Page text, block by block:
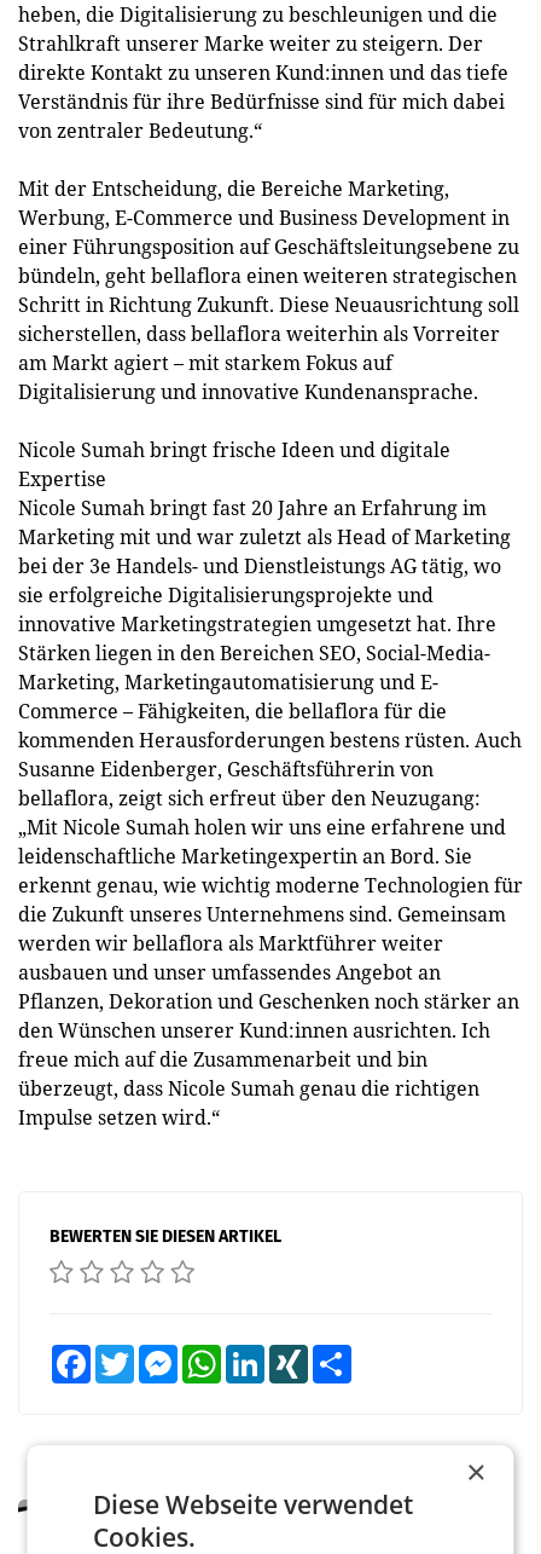
heben, die Digitalisierung zu beschleunigen und die
Strahlkraft unserer Marke weiter zu steigern. Der
direkte Kontakt zu unseren Kund:innen und das tiefe
Verständnis für ihre Bedürfnisse sind für mich dabei
von zentraler Bedeutung.“
Mit der Entscheidung, die Bereiche Marketing,
Werbung, E-Commerce und Business Development in
einer Führungsposition auf Geschäftsleitungsebene zu
bündeln, geht bellaflora einen weiteren strategischen
Schritt in Richtung Zukunft. Diese Neuausrichtung soll
sicherstellen, dass bellaflora weiterhin als Vorreiter
am Markt agiert – mit starkem Fokus auf
Digitalisierung und innovative Kundenansprache.
Nicole Sumah bringt frische Ideen und digitale
Expertise
Nicole Sumah bringt fast 20 Jahre an Erfahrung im
Marketing mit und war zuletzt als Head of Marketing
bei der 3e Handels- und Dienstleistungs AG tätig, wo
sie erfolgreiche Digitalisierungsprojekte und
innovative Marketingstrategien umgesetzt hat. Ihre
Stärken liegen in den Bereichen SEO, Social-Media-
Marketing, Marketingautomatisierung und E-
Commerce – Fähigkeiten, die bellaflora für die
kommenden Herausforderungen bestens rüsten. Auch
Susanne Eidenberger, Geschäftsführerin von
bellaflora, zeigt sich erfreut über den Neuzugang:
„Mit Nicole Sumah holen wir uns eine erfahrene und
leidenschaftliche Marketingexpertin an Bord. Sie
erkennt genau, wie wichtig moderne Technologien für
die Zukunft unseres Unternehmens sind. Gemeinsam
werden wir bellaflora als Marktführer weiter
ausbauen und unser umfassendes Angebot an
Pflanzen, Dekoration und Geschenken noch stärker an
den Wünschen unserer Kund:innen ausrichten. Ich
freue mich auf die Zusammenarbeit und bin
überzeugt, dass Nicole Sumah genau die richtigen
Impulse setzen wird.“
BEWERTEN SIE DIESEN ARTIKEL
FacebookTwitter MessengerWhatsAppLinkedInXING
MARKETING & MEDIA
Pilnacek-U-Ausschuss - Presserat
×
Diese Webseite verwendet
Cookies.